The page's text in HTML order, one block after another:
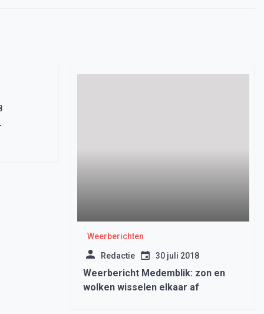
Weerberichten
Redactie 30 juli 2018
Weerbericht Medemblik: zon en
wolken wisselen elkaar af